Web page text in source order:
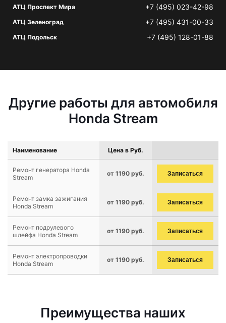
АТЦ Проспект Мира +7 (495) 023-42-98
АТЦ Зеленоград +7 (495) 431-00-33
АТЦ Подольск +7 (495) 128-01-88
Другие работы для автомобиля
Honda Stream
Наименование Цена в Руб.
Ремонт генератора Honda
Stream
от 1190 руб. Записаться
Ремонт замка зажигания
Honda Stream
от 1190 руб. Записаться
Ремонт подрулевого
шлейфа Honda Stream
от 1190 руб. Записаться
Ремонт электропроводки
Honda Stream
от 1190 руб. Записаться
Преимущества наших